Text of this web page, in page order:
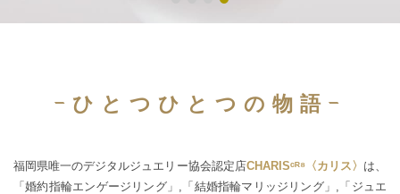
-ひとつひとつの物語-
福岡県唯一のデジタルジュエリー協会認定店CHARISᶜᴿ⁸〈カリス〉 は、
「婚約指輪エンゲージリング」,「結婚指輪マリッジリング」,「ジュエ